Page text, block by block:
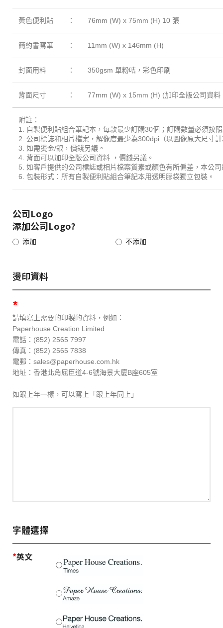
黃色便利貼 ： 76mm (W) x 75mm (H) 10 張
簡約書寫筆 ： 11mm (W) x 146mm (H)
封面用料 ： 350gsm 單粉咭，彩色印刷
背面尺寸 ： 77mm (W) x 15mm (H) (加印全版公司資
附註：
1. 自製便利貼組合筆記本，每款最少訂購30個；訂購數量必須按
2. 公司標誌和相片檔案，解像度最少為300dpi（以圖像原大尺寸
3. 如需燙金/銀，價錢另議。
4. 背面可以加印全版公司資料 ，價錢另議。
5. 如客戶提供的公司標誌或相片檔案質素或顏色有所偏差，本公
6. 包裝形式：所有自製便利貼組合筆記本用透明膠袋獨立包裝。
公司Logo
添加公司Logo?
添加 不添加
燙印資料
*
請填寫上需要的印製的資料，例如：
Paperhouse Creation Limited
電話：(852) 2565 7997
傳真：(852) 2565 7838
電郵：sales@paperhouse.com.hk
地址：香港北角屈臣道4-6號海景大廈B座605室
如跟上年一樣，可以寫上「跟上年同上」
字體選擇
*英文